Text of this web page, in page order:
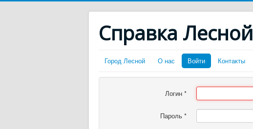
Справка Лесной
Город Лесной О нас Войти Контакты
Логин *
Пароль *